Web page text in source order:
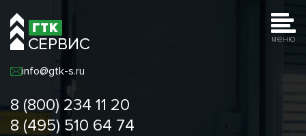
меню
info@gtk-s.ru
8 (800) 234 11 20
8 (495) 510 64 74